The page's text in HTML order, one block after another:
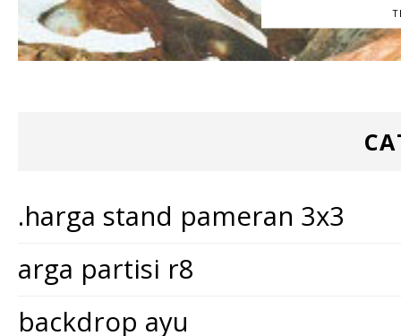
.harga stand pameran 3x3
arga partisi r8
backdrop ayu